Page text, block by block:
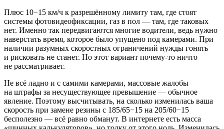
Плюс 10−15 км/ч к разрешённому лимиту там, где стоят
системы фотовидеофиксации, газ в пол — там, где таковых
нет. Именно так передвигаются многие водители, ведь нужно
наверстать время, которое было упущено под камерами. При
наличии разумных скоростных ограничений нужды гонять
и рисковать не станет. Но этот вариант почему-то ничто
не рассматривает.
Не всё ладно и с самими камерами, массовые жалобы
на штрафы за несуществующее превышение — обычное
явление. Поэтому высчитывать, на сколько изменилась ваша
скорость при замене резины с 185/65−15 на 205/60−15
бесполезно — всё равно обманут. В интернете есть масса